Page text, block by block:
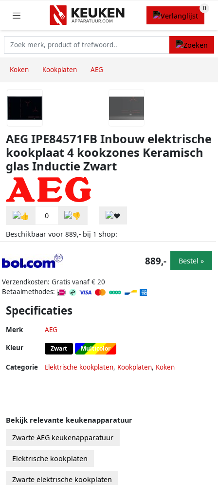
Koken Kookplaten AEG
AEG IPE84571FB Inbouw elektrische
kookplaat 4 kookzones Keramisch
glas Inductie Zwart
0
Beschikbaar voor 889,- bij 1 shop:
Verzendkosten: Gratis vanaf € 20
Betaalmethodes:
889,- Bestel »
Specificaties
Merk AEG
Kleur Zwart Multicolor
Categorie Elektrische kookplaten, Kookplaten, Koken
Bekijk relevante keukenapparatuur
Zwarte AEG keukenapparatuur
Elektrische kookplaten
Zwarte elektrische kookplaten